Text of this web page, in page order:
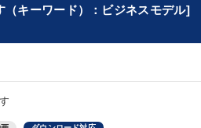
（キーワード）：ビジネスモデル]